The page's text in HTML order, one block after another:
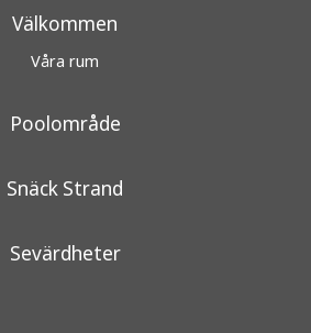
Välkommen
Våra rum
Poolområde
Snäck Strand
Sevärdheter